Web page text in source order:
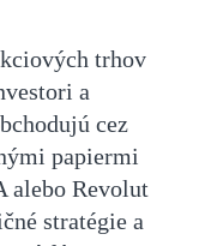
trhov
a
cez
papiermi
alebo Revolut
stratégie a